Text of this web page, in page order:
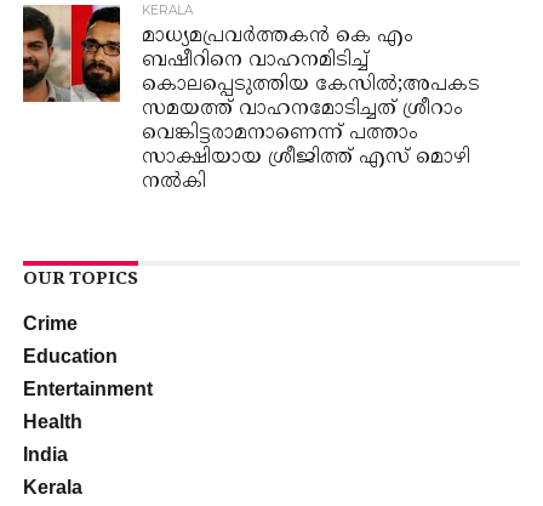
KERALA
മാധ്യമപ്രവർത്തകൻ കെ എം
ബഷീറിനെ വാഹനമിടിച്ച്
കൊലപ്പെടുത്തിയ കേസിൽ;അപകട
സമയത്ത് വാഹനമോടിച്ചത് ശ്രീറാം
വെങ്കിട്ടരാമനാണെന്ന് പത്താം
സാക്ഷിയായ ശ്രീജിത്ത് എസ് മൊഴി
നൽകി
OUR TOPICS
Crime
Education
Entertainment
Health
India
Kerala